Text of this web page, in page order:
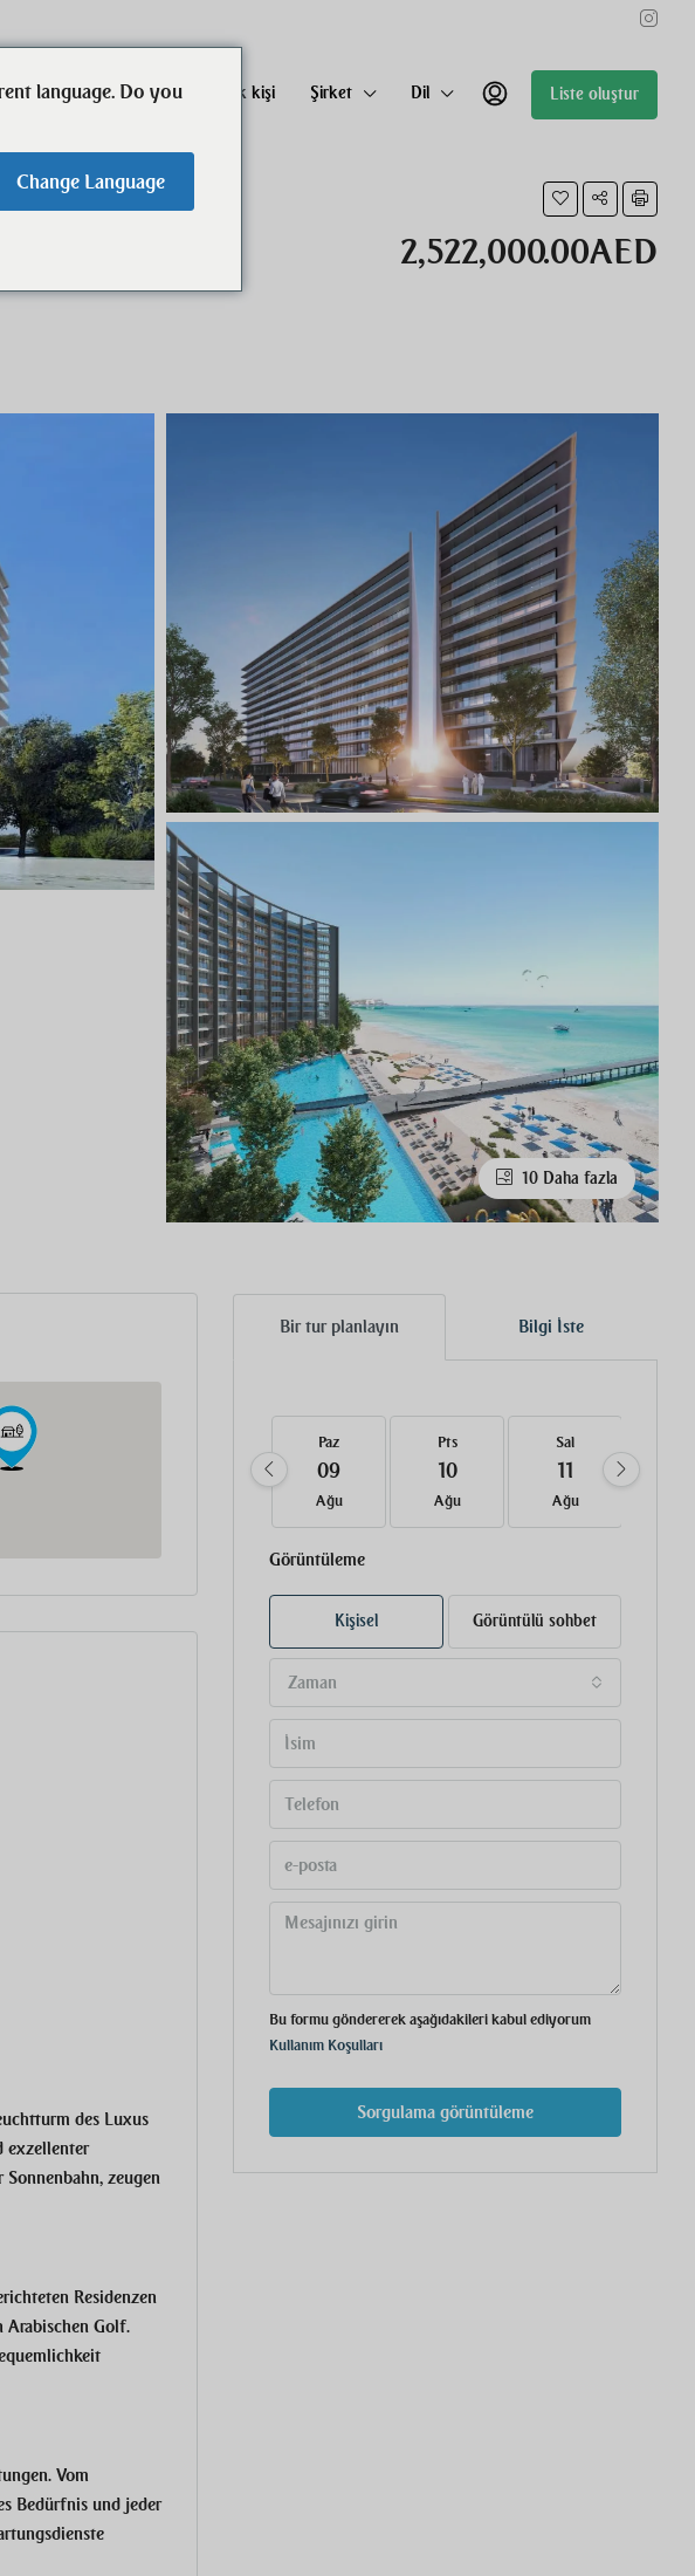
İletişim kurulacak kişi Şirket Dil Liste oluştur
2,522,000.00AED
10 Daha fazla
des Luxus
exzellenter
zeugen
Residenzen
Arabischen Golf.
Vom
Bedürfnis und jeder
Bir tur planlayın Bilgi İste
Paz
09
Ağu
Pts
10
Ağu
Sal
11
Ağu
Görüntüleme
Kişisel Görüntülü sohbet
Zaman
Bu formu göndererek aşağıdakileri kabul ediyorum
Kullanım Koşulları
Sorgulama görüntüleme
language. Do you
Change Language